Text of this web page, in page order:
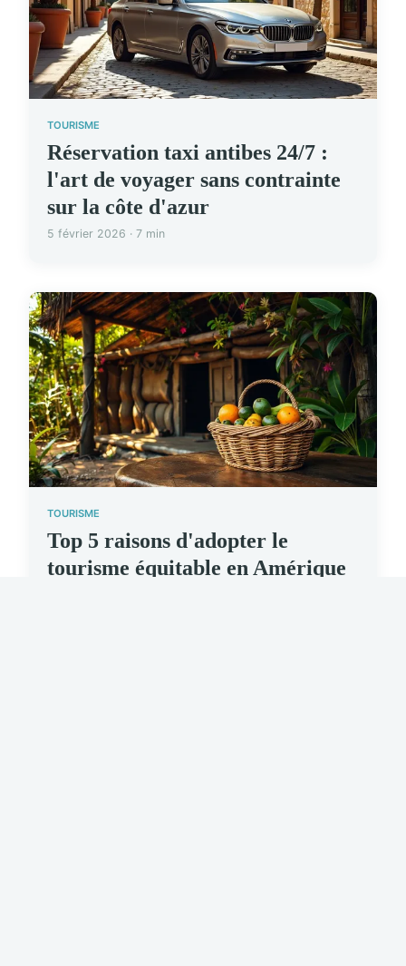
TOURISME
Réservation taxi antibes 24/7 :
l'art de voyager sans contrainte
sur la côte d'azur
5 février 2026 · 7 min
TOURISME
Top 5 raisons d'adopter le
tourisme équitable en Amérique